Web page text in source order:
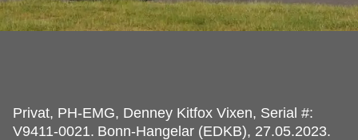
Privat, PH-EMG, Denney Kitfox Vixen, Serial #:
V9411-0021. Bonn-Hangelar (EDKB), 27.05.2023.